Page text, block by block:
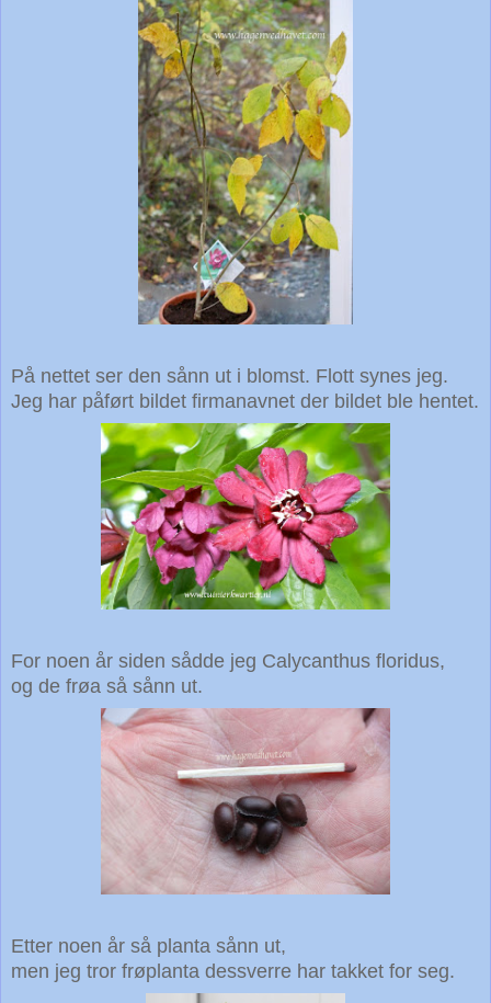
På nettet ser den sånn ut i blomst. Flott synes jeg.
Jeg har påført bildet firmanavnet der bildet ble hentet.
For noen år siden sådde jeg Calycanthus floridus,
og de frøa så sånn ut.
Etter noen år så planta sånn ut,
men jeg tror frøplanta dessverre har takket for seg.